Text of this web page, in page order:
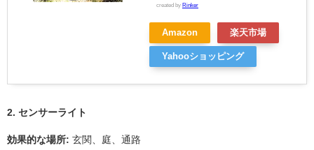
created by Rinker
Amazon 楽天市場
Yahooショッピング
2. センサーライト
効果的な場所: 玄関、庭、通路